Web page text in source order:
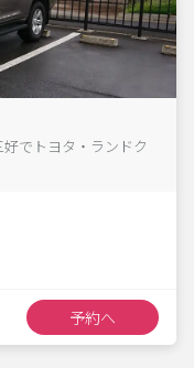
でトヨタ・ランドク
予約へ